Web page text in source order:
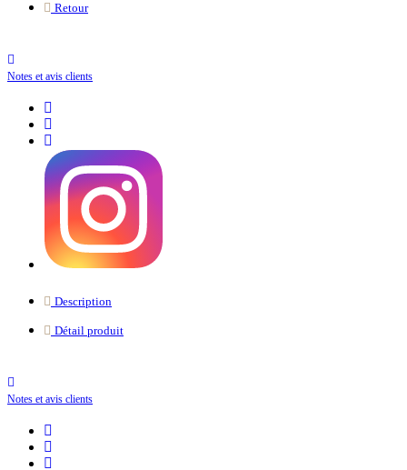
Retour
Notes et avis clients
Description
Détail produit
Notes et avis clients